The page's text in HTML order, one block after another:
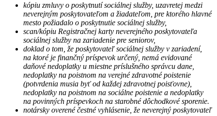
kópiu zmluvy o poskytnutí sociálnej služby, uzavretej medzi
neverejným poskytovateľom a žiadateľom, pre ktorého hlavné
mesto požiadalo o poskytnutie sociálnej služby,
scan/kópiu Registračnej karty neverejného poskytovateľa
sociálnej služby na zariadenie pre seniorov,
doklad o tom, že poskytovateľ sociálnej služby v zariadení,
na ktoré je finančný príspevok určený, nemá evidované
daňové nedoplatky u miestne príslušného správcu dane,
nedoplatky na poistnom na verejné zdravotné poistenie
(potvrdenia musia byť od každej zdravotnej poisťovne),
nedoplatky na poistnom na sociálne poistenie a nedoplatky
na povinných príspevkoch na starobné dôchodkové sporenie.
notársky overené čestné vyhlásenie, že neverejný poskytovateľ